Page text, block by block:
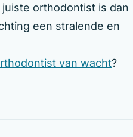
orthodontist is dan
een stralende en
van wacht?